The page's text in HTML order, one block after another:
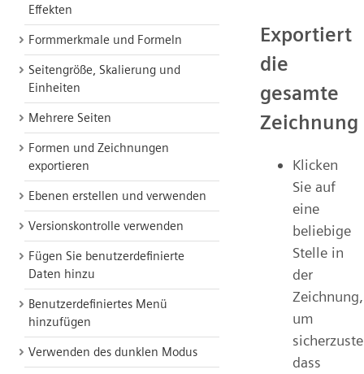
Effekten
Formmerkmale und Formeln
Seitengröße, Skalierung und
Einheiten
Mehrere Seiten
Formen und Zeichnungen
exportieren
Ebenen erstellen und verwenden
Versionskontrolle verwenden
Fügen Sie benutzerdefinierte
Daten hinzu
Benutzerdefiniertes Menü
hinzufügen
Verwenden des dunklen Modus
Exportiert
die
gesamte
Zeichnung
Klicken
Sie auf
eine
beliebige
Stelle in
der
Zeichnung,
um
dass